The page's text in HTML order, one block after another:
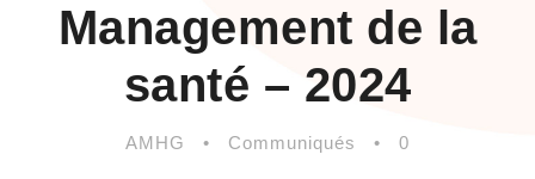
Management de la
santé – 2024
AMHG • Communiqués • 0